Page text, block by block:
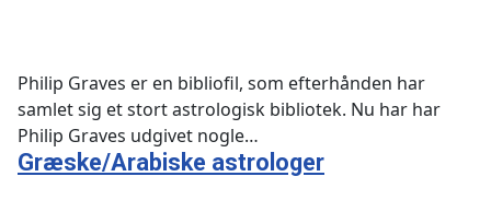
Philip Graves er en bibliofil, som efterhånden har
samlet sig et stort astrologisk bibliotek. Nu har har
Philip Graves udgivet nogle…
Græske/Arabiske astrologer